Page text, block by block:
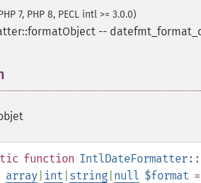
7, PHP 8, PECL intl >= 3.0.0)
--
function
array int string null $format =